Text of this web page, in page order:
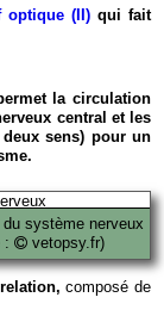
optique (II) qui fait
la circulation
central et les
sens) pour un
système nerveux
:
vetopsy.fr)
composé de